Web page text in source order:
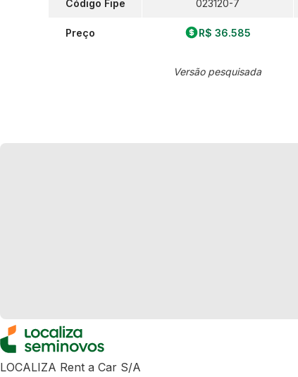
Código Fipe
Preço
023120-7
R$ 36.585
Versão pesquisada
LOCALIZA Rent a Car S/A